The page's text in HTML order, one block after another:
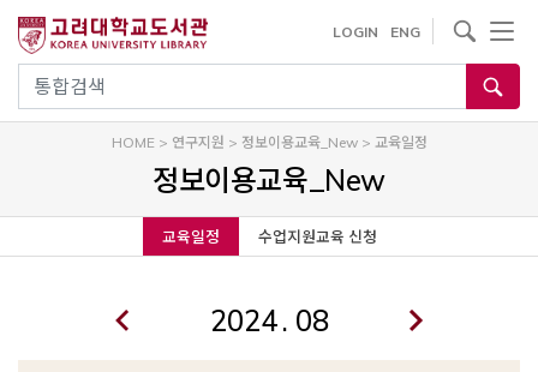
건
기
통합검색
LOGIN ENG
사이트내 검색
HOME> 연구지원 > 정보이용교육_New> 교육일정
정보이용교육_New
교육일정 수업지원교육 신청
.